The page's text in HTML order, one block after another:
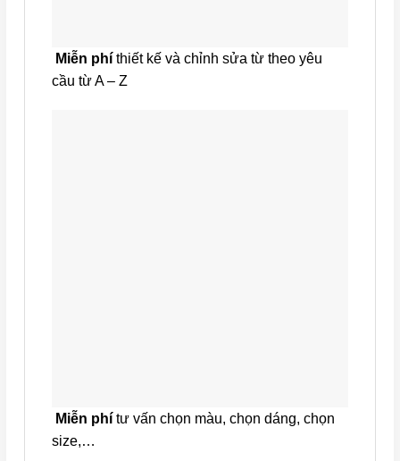
Miễn phí thiết kế và chỉnh sửa từ theo yêu
cầu từ A – Z
Miễn phí tư vấn chọn màu, chọn dáng, chọn
size,…